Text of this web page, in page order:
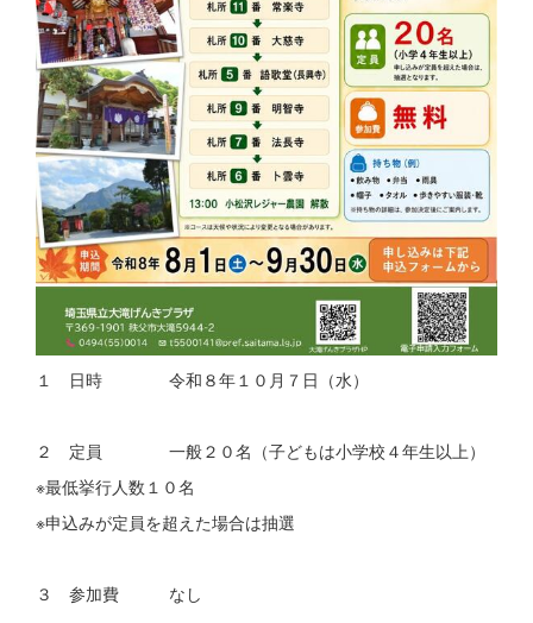
１ 日時 令和８年１０月７日（水）
２ 定員 一般２０名（子どもは小学校４年生以上）
※最低挙行人数１０名
※申込みが定員を超えた場合は抽選
３ 参加費 なし